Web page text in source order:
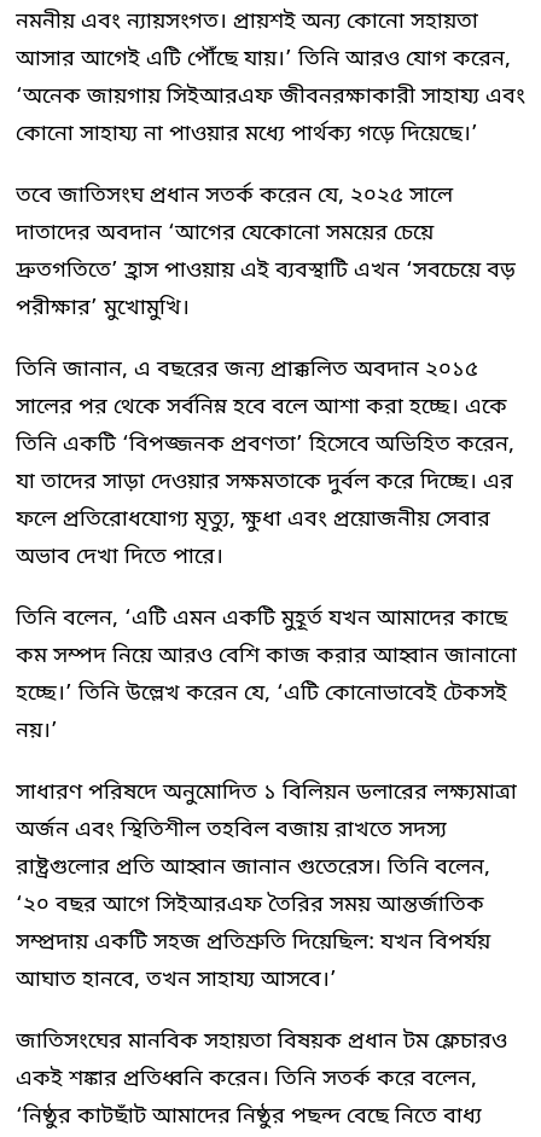
নমনীয় এবং ন্যায়সংগত। প্রায়শই অন্য কোনো সহায়তা
আসার আগেই এটি পৌঁছে যায়।’ তিনি আরও যোগ করেন,
‘অনেক জায়গায় সিইআরএফ জীবনরক্ষাকারী সাহায্য এবং
কোনো সাহায্য না পাওয়ার মধ্যে পার্থক্য গড়ে দিয়েছে।’
তবে জাতিসংঘ প্রধান সতর্ক করেন যে, ২০২৫ সালে
দাতাদের অবদান ‘আগের যেকোনো সময়ের চেয়ে
দ্রুতগতিতে’ হ্রাস পাওয়ায় এই ব্যবস্থাটি এখন ‘সবচেয়ে বড়
পরীক্ষার’ মুখোমুখি।
তিনি জানান, এ বছরের জন্য প্রাক্কলিত অবদান ২০১৫
সালের পর থেকে সর্বনিম্ন হবে বলে আশা করা হচ্ছে। একে
তিনি একটি ‘বিপজ্জনক প্রবণতা’ হিসেবে অভিহিত করেন,
যা তাদের সাড়া দেওয়ার সক্ষমতাকে দুর্বল করে দিচ্ছে। এর
ফলে প্রতিরোধযোগ্য মৃত্যু, ক্ষুধা এবং প্রয়োজনীয় সেবার
অভাব দেখা দিতে পারে।
তিনি বলেন, ‘এটি এমন একটি মুহূর্ত যখন আমাদের কাছে
কম সম্পদ নিয়ে আরও বেশি কাজ করার আহ্বান জানানো
হচ্ছে।’ তিনি উল্লেখ করেন যে, ‘এটি কোনোভাবেই টেকসই
নয়।’
সাধারণ পরিষদে অনুমোদিত ১ বিলিয়ন ডলারের লক্ষ্যমাত্রা
অর্জন এবং স্থিতিশীল তহবিল বজায় রাখতে সদস্য
রাষ্ট্রগুলোর প্রতি আহ্বান জানান গুতেরেস। তিনি বলেন,
‘২০ বছর আগে সিইআরএফ তৈরির সময় আন্তর্জাতিক
সম্প্রদায় একটি সহজ প্রতিশ্রুতি দিয়েছিল: যখন বিপর্যয়
আঘাত হানবে, তখন সাহায্য আসবে।’
জাতিসংঘের মানবিক সহায়তা বিষয়ক প্রধান টম ফ্লেচারও
একই শঙ্কার প্রতিধ্বনি করেন। তিনি সতর্ক করে বলেন,
‘নিষ্ঠুর কাটছাঁট আমাদের নিষ্ঠুর পছন্দ বেছে নিতে বাধ্য